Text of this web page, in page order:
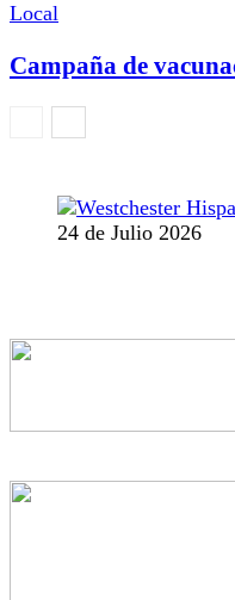
Local
Campaña de
24 de Julio 2026